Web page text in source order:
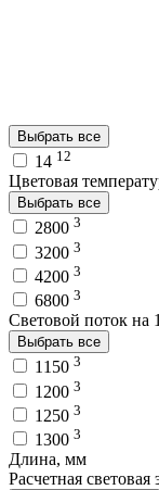
Выбрать все
14 12
Цветовая
Выбрать все
2800 3
3200 3
4200 3
6800 3
Световой поток на
Выбрать все
1150 3
1200 3
1250 3
1300 3
Длина, мм
Расчетная